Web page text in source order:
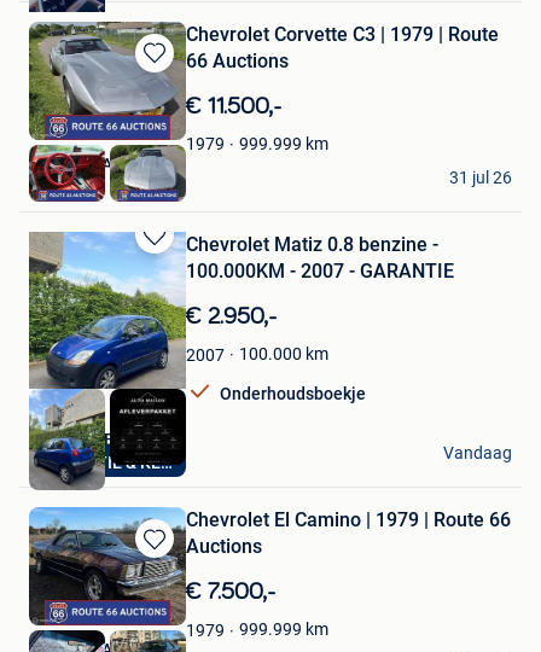
Bewaren
in
Mijn
Favorieten
Chevrolet Corvette C3 | 1979 | Route
66 Auctions
€ 11.500,-
1979 999.999 km
Route 66 Auctions
Waalwijk
31 jul 26
Bewaren
in
Mijn
Favorieten
GARANTIE & KEURING
Chevrolet Matiz 0.8 benzine -
100.000KM - 2007 - GARANTIE
€ 2.950,-
2007 100.000 km
Onderhoudsboekje
AutoHuis Berchem
Berchem
Vandaag
Bewaren
in
Mijn
Favorieten
Chevrolet El Camino | 1979 | Route 66
Auctions
€ 7.500,-
1979 999.999 km